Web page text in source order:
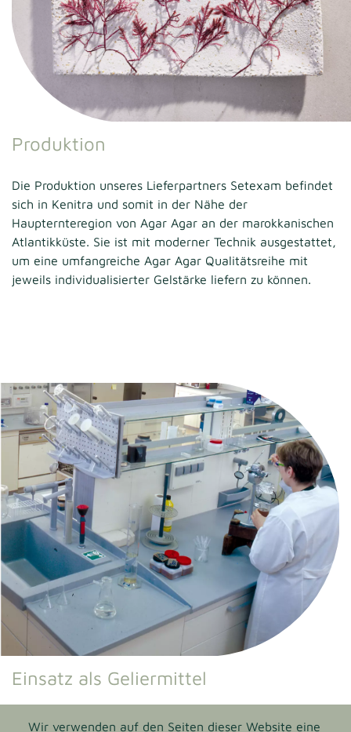
Produktion
Die Produktion unseres Lieferpartners Setexam befindet
sich in Kenitra und somit in der Nähe der
Haupternteregion von Agar Agar an der marokkanischen
Atlantikküste. Sie ist mit moderner Technik ausgestattet,
um eine umfangreiche Agar Agar Qualitätsreihe mit
jeweils individualisierter Gelstärke liefern zu können.
Einsatz als Geliermittel
Agar Agar-Lösungen müssen aufgekocht werden. Das
Wir verwenden auf den Seiten dieser Website eine